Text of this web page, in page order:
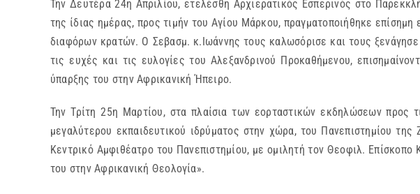
Την Δευτέρα 24η Απριλίου, ετελέσθη Αρχιερατικός Εσπερινός στο
της ίδιας ημέρας, προς τιμήν του Αγίου Μάρκου, πραγματοποιήθηκε
διαφόρων κρατών. Ο Σεβασμ. κ.Ιωάννης τους καλωσόρισε και τους
τις ευχές και τις ευλογίες του Αλεξανδρινού Προκαθήμενου,
ύπαρξης του στην Αφρικανική Ήπειρο.
Την Τρίτη 25η Μαρτίου, στα πλαίσια των εορταστικών εκδηλώσεων
μεγαλύτερου εκπαιδευτικού ιδρύματος στην χώρα, του Πανεπιστημίου
Κεντρικό Αμφιθέατρο του Πανεπιστημίου, με ομιλητή τον Θεοφιλ.
του στην Αφρικανική Θεολογία».